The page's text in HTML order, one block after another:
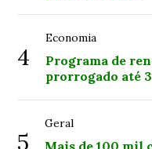
4
Economia
Programa de
prorrogado até
5
Geral